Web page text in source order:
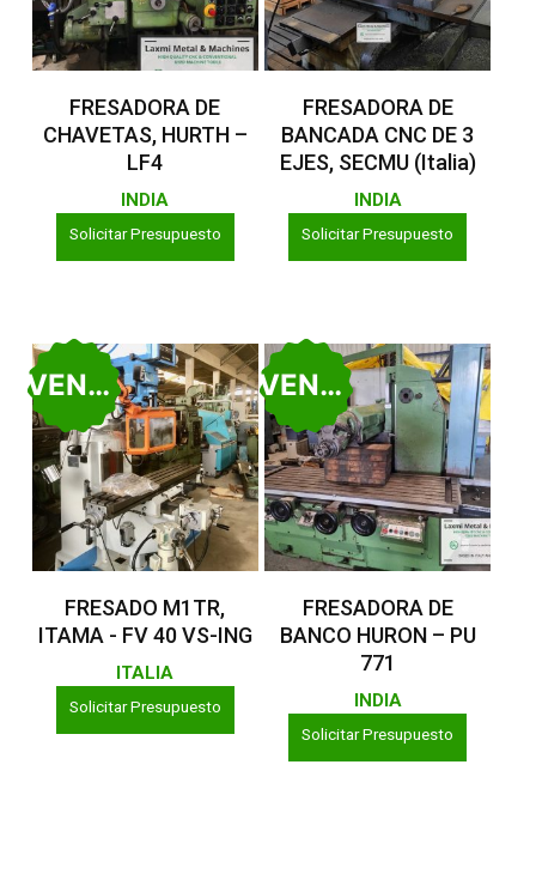
Leer Más
FRESADORA DE
CHAVETAS, HURTH –
LF4
INDIA
Solicitar Presupuesto
Leer Más
FRESADORA DE
BANCADA CNC DE 3
EJES, SECMU (Italia)
INDIA
Solicitar Presupuesto
VENDIDO
FRESADO M1TR,
ITAMA - FV 40 VS-ING
ITALIA
Solicitar Presupuesto
VENDIDO
FRESADORA DE
BANCO HURON – PU
771
INDIA
Solicitar Presupuesto